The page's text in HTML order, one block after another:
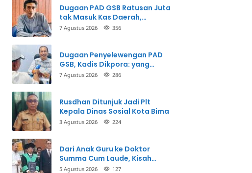
Dugaan PAD GSB Ratusan Juta
tak Masuk Kas Daerah,
Inspektorat Panggil Pihak
7 Agustus 2026 356
Dugaan Penyelewengan PAD
GSB, Kadis Dikpora: yang
Bersangkutan Akui
7 Agustus 2026 286
Rusdhan Ditunjuk Jadi Plt
Kepala Dinas Sosial Kota Bima
3 Agustus 2026 224
Dari Anak Guru ke Doktor
Summa Cum Laude, Kisah
Taman Firdaus Menginspirasi
5 Agustus 2026 127